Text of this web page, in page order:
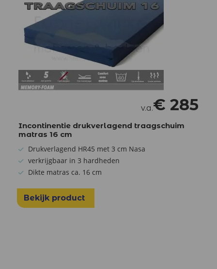
v.a.€ 285
Incontinentie drukverlagend traagschuim
matras 16 cm
Drukverlagend HR45 met 3 cm Nasa
verkrijgbaar in 3 hardheden
Dikte matras ca. 16 cm
Bekijk product